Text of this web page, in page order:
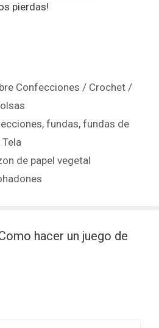
pierdas!
Confecciones / Crochet /
,fundas,fundas de
Tela
de papel vegetal
hacer un juego de